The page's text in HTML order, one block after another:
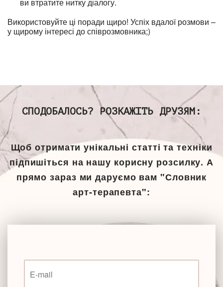
ви втратите нитку діалогу.
Використовуйте ці поради щиро! Успіх вдалої розмови –
у щирому інтересі до співрозмовника;)
СПОДОБАЛОСЬ? РОЗКАЖІТЬ ДРУЗЯМ:
Щоб отримати унікальні статті та техніки
підпишіться на нашу корисну розсилку. А
прямо зараз ми даруємо вам "Словник
арт-терапевта":